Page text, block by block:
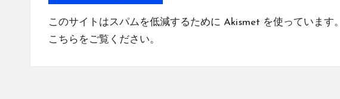
このサイトはスパムを低減するために Akismet を使っています。
こちらをご覧ください。